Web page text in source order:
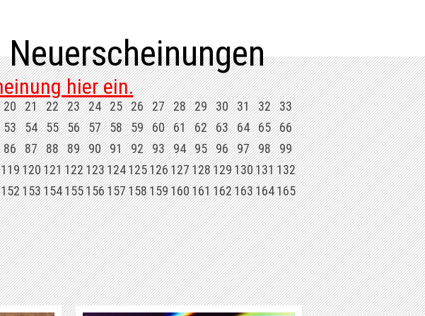
Neuerscheinungen
hier ein.
20 21 22 23 24 25 26 27 28 29 30 31 32 33
53 54 55 56 57 58 59 60 61 62 63 64 65 66
86 87 88 89 90 91 92 93 94 95 96 97 98 99
119120121122123124125126127128129130131132
152153154155156157158159160161162163164165